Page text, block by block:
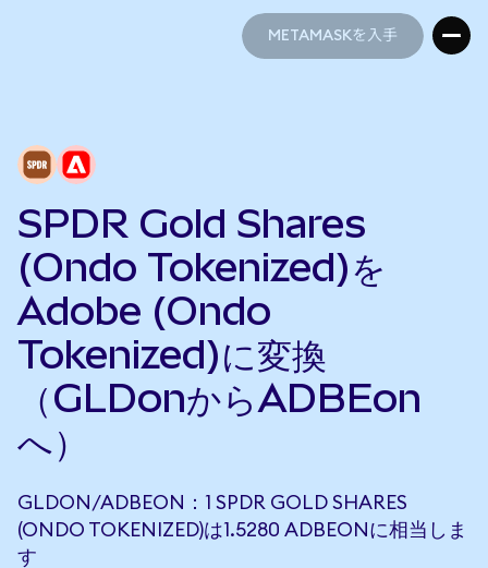
METAMASKを入手
SPDR Gold Shares
(Ondo Tokenized)を
Adobe (Ondo
Tokenized)に変換
（GLDonからADBEon
へ）
GLDON/ADBEON：1 SPDR GOLD SHARES
(ONDO TOKENIZED)は1.5280 ADBEONに相当しま
す